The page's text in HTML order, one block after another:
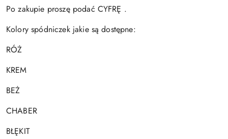
Po zakupie proszę podać CYFRĘ .
Kolory spódniczek jakie są dostępne:
RÓŻ
KREM
BEŻ
CHABER
BŁĘKIT